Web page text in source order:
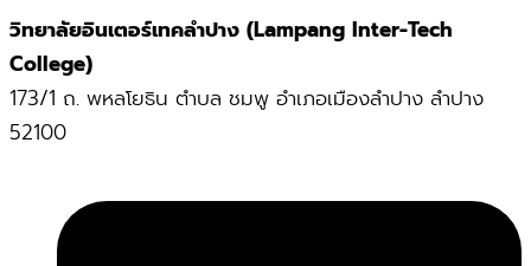
วิทยาลัยอินเตอร์เทคลำปาง (Lampang Inter-Tech
College)
173/1 ถ. พหลโยธิน ตำบล ชมพู อำเภอเมืองลำปาง ลำปาง
52100